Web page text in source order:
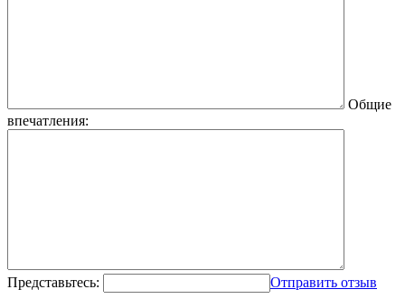
Общие
впечатления:
Представьтесь: Отправить отзыв